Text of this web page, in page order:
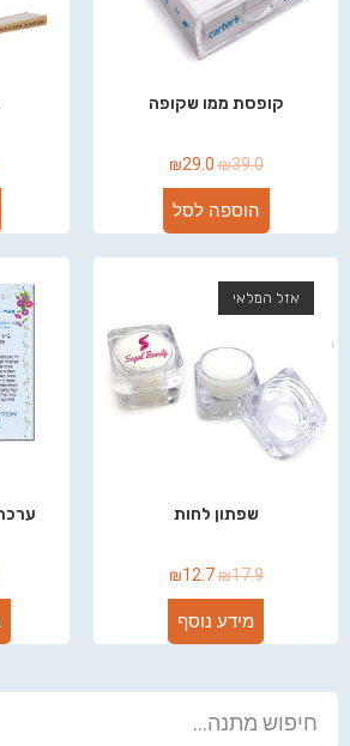
קופסת ממו שקופה
₪39.0
₪29.0
הוספה לסל
אזל המלאי
שפתון לחות
₪17.9
₪12.7
מידע נוסף